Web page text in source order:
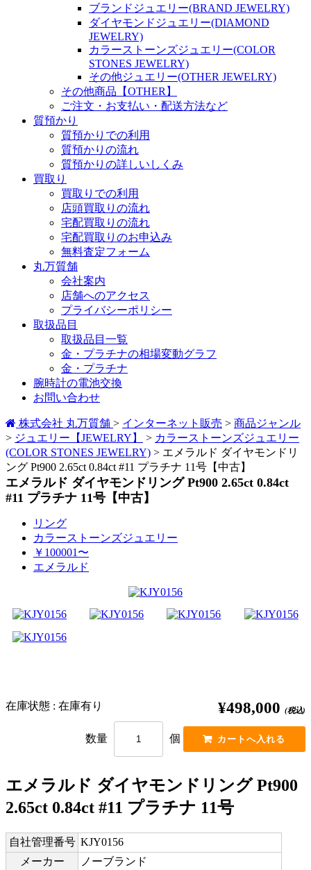
ブランドジュエリー(BRAND JEWELRY)
ダイヤモンドジュエリー(DIAMOND
JEWELRY)
カラーストーンズジュエリー(COLOR
STONES JEWELRY)
その他ジュエリー(OTHER JEWELRY)
その他商品【OTHER】
ご注文・お支払い・配送方法など
質預かり
質預かりでの利用
質預かりの流れ
質預かりの詳しいしくみ
買取り
買取りでの利用
店頭買取りの流れ
宅配買取りの流れ
宅配買取りのお申込み
無料査定フォーム
丸万質舗
会社案内
店舗へのアクセス
プライバシーポリシー
取扱品目
取扱品目一覧
金・プラチナの相場変動グラフ
金・プラチナ
腕時計の電池交換
お問い合わせ
株式会社 丸万質舗 > インターネット販売 > 商品ジャンル
> ジュエリー【JEWELRY】 > カラーストーンズジュエリー
(COLOR STONES JEWELRY) > エメラルド ダイヤモンドリ
ング Pt900 2.65ct 0.84ct #11 プラチナ 11号【中古】
エメラルド ダイヤモンドリング Pt900 2.65ct 0.84ct
#11 プラチナ 11号【中古】
リング
カラーストーンズジュエリー
￥100001〜
エメラルド
在庫状態 : 在庫有り ¥498,000 (税込)
数量 個
エメラルド ダイヤモンドリング Pt900
2.65ct 0.84ct #11 プラチナ 11号
自社管理番号 KJY0156
メーカー
ノーブランド